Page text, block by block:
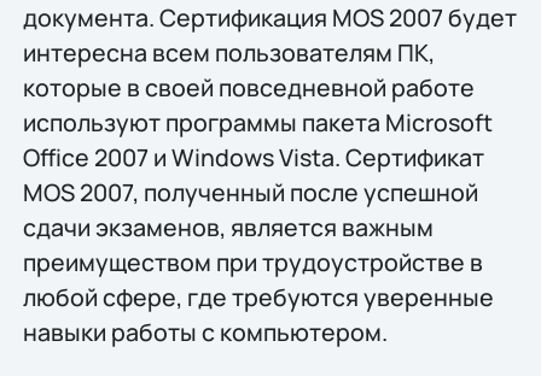
документа. Сертификация MOS 2007 будет
интересна всем пользователям ПК,
которые в своей повседневной работе
используют программы пакета Microsoft
Office 2007 и Windows Vista. Сертификат
MOS 2007, полученный после успешной
сдачи экзаменов, является важным
преимуществом при трудоустройстве в
любой сфере, где требуются уверенные
навыки работы с компьютером.